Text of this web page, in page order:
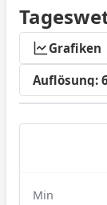
Grafiken
Min